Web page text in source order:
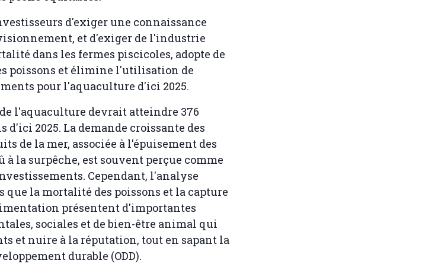
d'exiger une connaissance
et d'exiger de l'industrie
dans les fermes piscicoles, adopte de
poissons et élimine l'utilisation de
pour l'aquaculture d'ici 2025.
l'aquaculture devrait atteindre 376
2025. La demande croissante des
de la mer, associée à l'épuisement des
à la surpêche, est souvent perçue comme
Cependant, l'analyse
que la mortalité des poissons et la capture
présentent d'importantes
sociales et de bien-être animal qui
et nuire à la réputation, tout en sapant la
durable (ODD).